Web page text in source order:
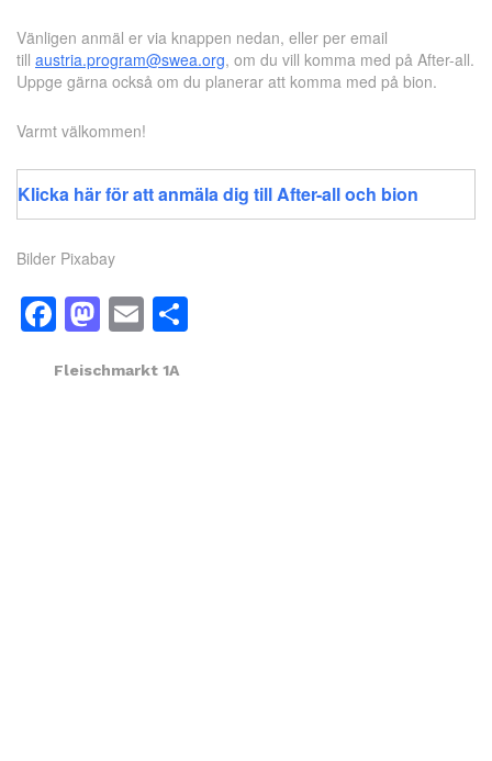
Vänligen anmäl er via knappen nedan, eller per email
till austria.program@swea.org, om du vill komma med på After-all.
Uppge gärna också om du planerar att komma med på bion.
Varmt välkommen!
Klicka här för att anmäla dig till After-all och bion
Bilder Pixabay
Facebook
Mastodon
Email
Fleischmarkt 1A